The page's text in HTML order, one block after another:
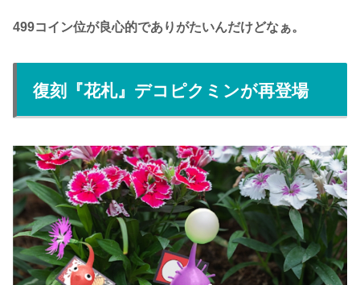
499コイン位が良心的でありがたいんだけどなぁ。
復刻『花札』デコピクミンが再登場